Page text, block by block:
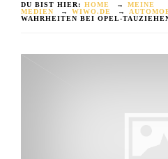
DU BIST HIER: HOME →
MEINE
MEDIEN
→ WIWO.DE →
WAHRHEITEN BEI OPEL-